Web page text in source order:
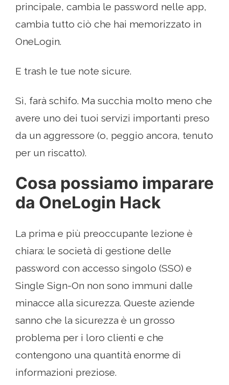
principale, cambia le password nelle app,
cambia tutto ciò che hai memorizzato in
OneLogin.
E trash le tue note sicure.
Sì, farà schifo. Ma succhia molto meno che
avere uno dei tuoi servizi importanti preso
da un aggressore (o, peggio ancora, tenuto
per un riscatto).
Cosa possiamo imparare
da OneLogin Hack
La prima e più preoccupante lezione è
chiara: le società di gestione delle
password con accesso singolo (SSO) e
Single Sign-On non sono immuni dalle
minacce alla sicurezza. Queste aziende
sanno che la sicurezza è un grosso
problema per i loro clienti e che
contengono una quantità enorme di
informazioni preziose.